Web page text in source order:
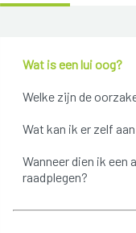
Wat is een lui oog?
Welke zijn de
Wat kan ik er zelf
Wanneer dien ik een
raadplegen?